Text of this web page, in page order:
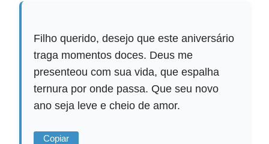
Filho querido, desejo que este aniversário
traga momentos doces. Deus me
presenteou com sua vida, que espalha
ternura por onde passa. Que seu novo
ano seja leve e cheio de amor.
Copiar